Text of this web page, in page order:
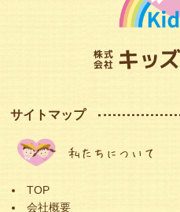
サイトマップ
私たちについて
TOP
会社概要